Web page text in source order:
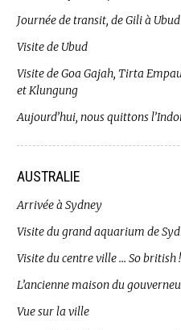
Journée de transit, de Gili à Ubud
Visite de Ubud
Visite de Goa Gajah, Tirta
et Klungung
Aujourd’hui, nous quittons
AUSTRALIE
Arrivée à Sydney
Visite du grand aquarium de
Visite du centre ville … So british !
L’ancienne maison du
Vue sur la ville